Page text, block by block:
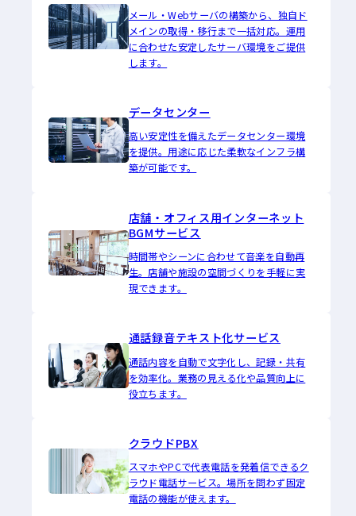
メール・Webサーバの構築から、独自ド
メインの取得・移行まで一括対応。運用
に合わせた安定したサーバ環境をご提供
します。
データセンター
高い安定性を備えたデータセンター環境
を提供。用途に応じた柔軟なインフラ構
築が可能です。
店舗・オフィス用インターネット
BGMサービス
時間帯やシーンに合わせて音楽を自動再
生。店舗や施設の空間づくりを手軽に実
現できます。
通話録音テキスト化サービス
通話内容を自動で文字化し、記録・共有
を効率化。業務の見える化や品質向上に
役立ちます。
クラウドPBX
スマホやPCで代表電話を発着信できるク
ラウド電話サービス。場所を問わず固定
電話の機能が使えます。